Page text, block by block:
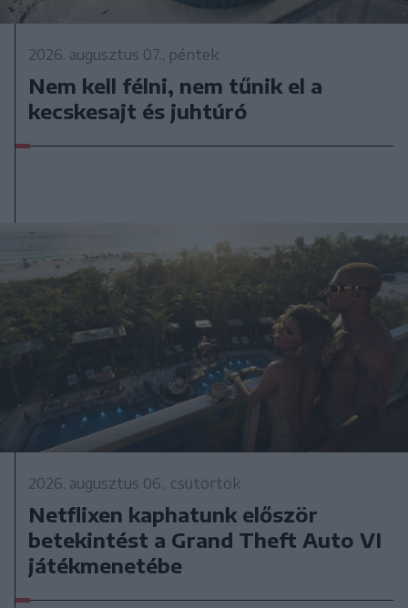
2026. augusztus 07., péntek
Nem kell félni, nem tűnik el a
kecskesajt és juhtúró
2026. augusztus 06., csütörtök
Netflixen kaphatunk először
betekintést a Grand Theft Auto VI
játékmenetébe